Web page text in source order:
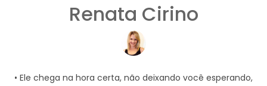
Renata Cirino
• Ele chega na hora certa, não deixando você esperando,